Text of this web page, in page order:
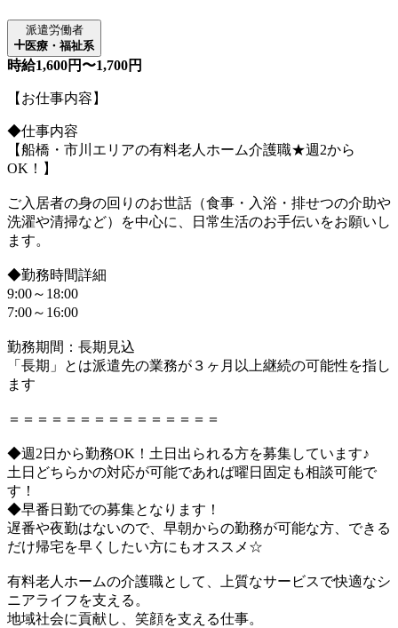
派遣労働者
医療・福祉系
時給1,600円〜1,700円
【お仕事内容】
◆仕事内容
【船橋・市川エリアの有料老人ホーム介護職★週2から
OK！】
ご入居者の身の回りのお世話（食事・入浴・排せつの介助や
洗濯や清掃など）を中心に、日常生活のお手伝いをお願いし
ます。
◆勤務時間詳細
9:00～18:00
7:00～16:00
勤務期間：長期見込
「長期」とは派遣先の業務が３ヶ月以上継続の可能性を指し
ます
＝＝＝＝＝＝＝＝＝＝＝＝＝＝＝
◆週2日から勤務OK！土日出られる方を募集しています♪
土日どちらかの対応が可能であれば曜日固定も相談可能で
す！
◆早番日勤での募集となります！
遅番や夜勤はないので、早朝からの勤務が可能な方、できる
だけ帰宅を早くしたい方にもオススメ☆
有料老人ホームの介護職として、上質なサービスで快適なシ
ニアライフを支える。
地域社会に貢献し、笑顔を支える仕事。